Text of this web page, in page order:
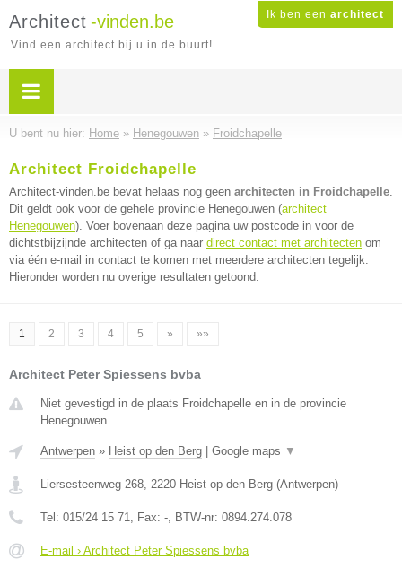
Ik ben een architect
Architect -vinden.be
Vind een architect bij u in de buurt!
U bent nu hier: Home » Henegouwen » Froidchapelle
Architect Froidchapelle
Architect-vinden.be bevat helaas nog geen architecten in Froidchapelle.
Dit geldt ook voor de gehele provincie Henegouwen (architect
Henegouwen). Voer bovenaan deze pagina uw postcode in voor de
dichtstbijzijnde architecten of ga naar direct contact met architecten om
via één e-mail in contact te komen met meerdere architecten tegelijk.
Hieronder worden nu overige resultaten getoond.
1 2 3 4 5 » »»
Architect Peter Spiessens bvba
Niet gevestigd in de plaats Froidchapelle en in de provincie
Henegouwen.
Antwerpen » Heist op den Berg Google maps ▼
Liersesteenweg 268, 2220 Heist op den Berg (Antwerpen)
Tel: 015/24 15 71, Fax: -, BTW-nr: 0894.274.078
E-mail › Architect Peter Spiessens bvba